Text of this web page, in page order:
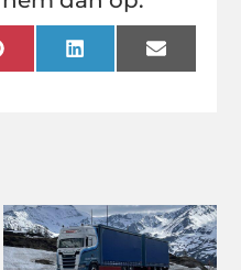
PinterestLinkedInEmail